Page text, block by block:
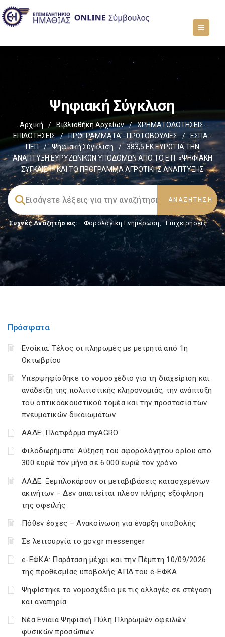
Ψηφιακή Σύγκλιση
Αρχική / Βιβλιοθήκη Αρχείων /
ΧΡΗΜΑΤΟΔΟΤΗΣΕΙΣ-
ΕΠΙΔΟΤΗΣΕΙΣ
/ ΠΡΟΓΡΑΜΜΑΤΑ - ΠΡΩΤΟΒΟΥΛΙΕΣ /
ΕΣΠΑ -
ΠΕΠ
/ Ψηφιακή Σύγκλιση /
383,5 ΕΚ ΕΥΡΩ ΓΙΑ ΤΗΝ
ΑΝΑΠΤΥΞΗ ΕΥΡΥΖΩΝΙΚΩΝ ΥΠΟΔΟΜΩΝ ΑΠΟ ΤΟ Ε.Π. «ΨΗΦΙΑΚΗ
ΣΥΓΚΛΙΣΗ» ΚΑΙ ΤΟ ΠΡΟΓΡΑΜΜΑ ΑΓΡΟΤΙΚΗΣ ΑΝΑΠΤΥΞΗΣ
Συχνές Αναζητήσεις: Φορολογικη Ενημέρωση, Επιχειρήσεις
Πρόσφατα
Ενοίκια: Τέλος οι πληρωμές με μετρητά από 1η
Οκτωβρίου
Υπερψηφίσθηκε το νομοσχέδιο για τη διαχείριση και
ανάδειξη της πολιτιστικής κληρονομιάς, την ανάπτυξη
του οπτικοακουστικού τομέα και την προστασία των
πνευματικών δικαιωμάτων
ΑΑΔΕ: Πλατφόρμα myAGRO
Φιλοδωρήματα: Αύξηση του αφορολόγητου ορίου από
300 ευρώ τον μήνα σε 6.000 ευρώ τον χρόνο
ΑΑΔΕ: Ξεμπλοκάρουν οι μεταβιβάσεις κατασχεμένων
ακινήτων – Δεν απαιτείται πλέον πλήρης εξόφληση
της οφειλής
Πόθεν έσχες – Ανακοίνωση για έναρξη υποβολής
Σε λειτουργία το gov.gr messenger
e-ΕΦΚΑ: Παράταση μέχρι και την Πέμπτη 10/09/2026
της προθεσμίας υποβολής ΑΠΔ του e-ΕΦΚΑ
Ψηφίστηκε το νομοσχέδιο με τις αλλαγές σε στέγαση
και αναπηρία
Νέα Ενιαία Ψηφιακή Πύλη Πληρωμών οφειλών
φυσικών προσώπων